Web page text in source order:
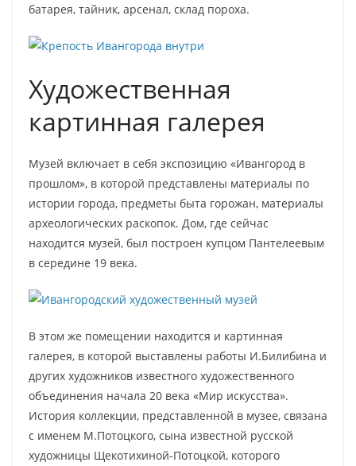
батарея, тайник, арсенал, склад пороха.
Художественная
картинная галерея
Музей включает в себя экспозицию «Ивангород в
прошлом», в которой представлены материалы по
истории города, предметы быта горожан, материалы
археологических раскопок. Дом, где сейчас
находится музей, был построен купцом Пантелеевым
в середине 19 века.
В этом же помещении находится и картинная
галерея, в которой выставлены работы И.Билибина и
других художников известного художественного
объединения начала 20 века «Мир искусства».
История коллекции, представленной в музее, связана
с именем М.Потоцкого, сына известной русской
художницы Щекотихиной-Потоцкой, которого